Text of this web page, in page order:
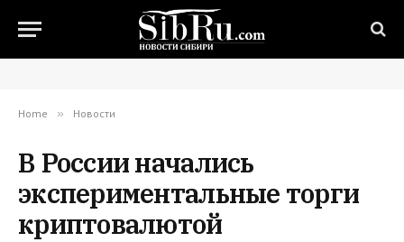
Home » Новости
В России начались
экспериментальные торги
криптовалютой